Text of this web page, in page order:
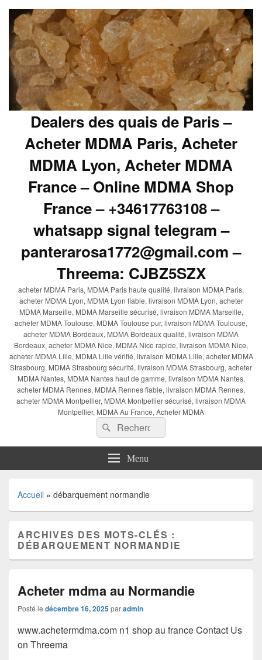
Dealers des quais de Paris –
Acheter MDMA Paris, Acheter
MDMA Lyon, Acheter MDMA
France – Online MDMA Shop
France – +34617763108 –
whatsapp signal telegram –
panterarosa1772@gmail.com –
Threema: CJBZ5SZX
acheter MDMA Paris, MDMA Paris haute qualité, livraison MDMA Paris,
acheter MDMA Lyon, MDMA Lyon fiable, livraison MDMA Lyon, acheter
MDMA Marseille, MDMA Marseille sécurisé, livraison MDMA Marseille,
acheter MDMA Toulouse, MDMA Toulouse pur, livraison MDMA Toulouse,
acheter MDMA Bordeaux, MDMA Bordeaux qualité, livraison MDMA
Bordeaux, acheter MDMA Nice, MDMA Nice rapide, livraison MDMA Nice,
acheter MDMA Lille, MDMA Lille vérifié, livraison MDMA Lille, acheter MDMA
Strasbourg, MDMA Strasbourg sécurité, livraison MDMA Strasbourg, acheter
MDMA Nantes, MDMA Nantes haut de gamme, livraison MDMA Nantes,
acheter MDMA Rennes, MDMA Rennes fiable, livraison MDMA Rennes,
acheter MDMA Montpellier, MDMA Montpellier sécurisé, livraison MDMA
Montpellier, MDMA Au France, Acheter MDMA
Recherche :
Rechercher
Menu
Accueil » débarquement normandie
ARCHIVES DES MOTS-CLÉS :
DÉBARQUEMENT NORMANDIE
Acheter mdma au Normandie
Posté le décembre 16, 2025paradmin
www.achetermdma.com n1 shop au france Contact Us
on Threema